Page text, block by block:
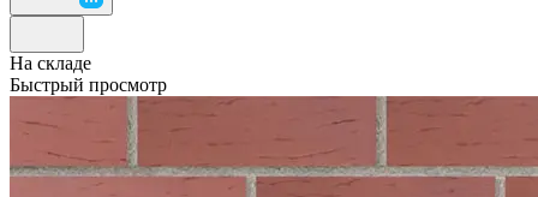
На складе
Быстрый просмотр